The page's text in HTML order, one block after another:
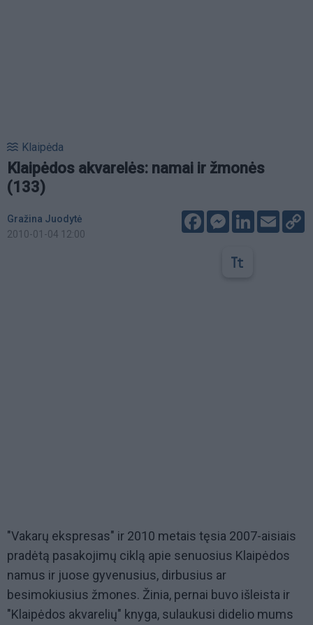
Klaipėda
Klaipėdos akvarelės: namai ir žmonės
(133)
Gražina Juodytė
2010-01-04 12:00
FacebookMessenger
LinkedIn
Email
"Vakarų ekspresas" ir 2010 metais tęsia 2007-aisiais
pradėtą pasakojimų ciklą apie senuosius Klaipėdos
namus ir juose gyvenusius, dirbusius ar
besimokiusius žmones. Žinia, pernai buvo išleista ir
"Klaipėdos akvarelių" knyga, sulaukusi didelio mums